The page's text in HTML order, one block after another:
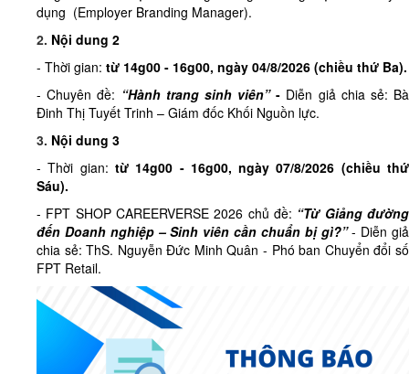
dụng (Employer Branding Manager).
2. Nội dung 2
- Thời gian: từ 14g00 - 16g00, ngày 04/8/2026 (chiều thứ Ba).
- Chuyên đề: “Hành trang sinh viên”- Diễn giả chia sẻ: Bà
Đinh Thị Tuyết Trinh – Giám đốc Khối Nguồn lực.
3. Nội dung 3
- Thời gian: từ 14g00 - 16g00, ngày 07/8/2026 (chiềuthứ
Sáu).
- FPT SHOP CAREERVERSE 2026 chủ đề: “Từ Giảng đường
đến Doanh nghiệp – Sinh viên cần chuẩn bị gì?”- Diễn giả
chia sẻ: ThS. Nguyễn Đức Minh Quân - Phó ban Chuyển đổi số
FPT Retail.